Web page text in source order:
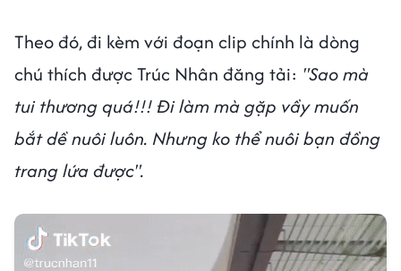
Theo đó, đi kèm với đoạn clip chính là dòng
chú thích được Trúc Nhân đăng tải: "Sao mà
tui thương quá!!! Đi làm mà gặp vầy muốn
bắt dề nuôi luôn. Nhưng ko thể nuôi bạn đồng
trang lứa được".